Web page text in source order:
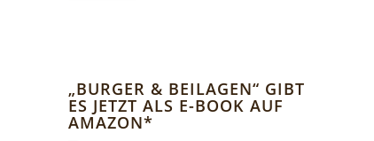
„BURGER & BEILAGEN“ GIBT
ES JETZT ALS E-BOOK AUF
AMAZON*